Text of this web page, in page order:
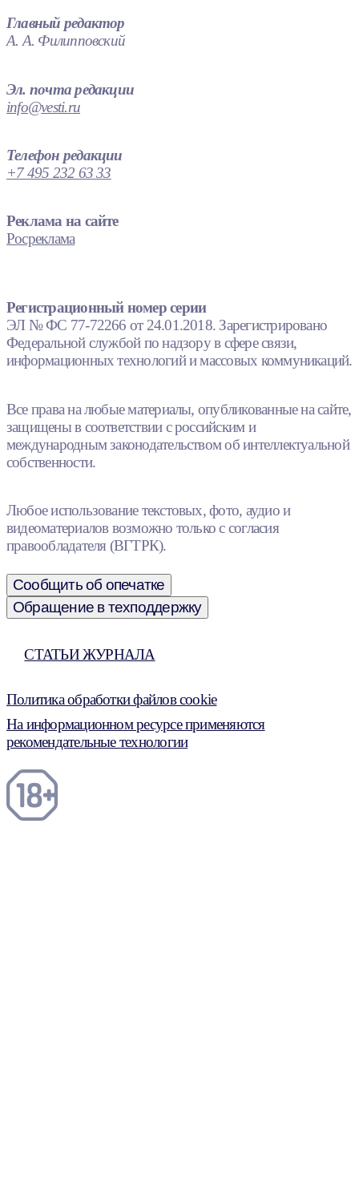
Главный редактор
А. А. Филипповский
Эл. почта редакции
info@vesti.ru
Телефон редакции
+7 495 232 63 33
Реклама на сайте
Росреклама
Регистрационный номер серии
ЭЛ № ФС 77-72266 от 24.01.2018. Зарегистрировано
Федеральной службой по надзору в сфере связи,
информационных технологий и массовых коммуникаций.
Все права на любые материалы, опубликованные на сайте,
защищены в соответствии с российским и
международным законодательством об интеллектуальной
собственности.
Любое использование текстовых, фото, аудио и
видеоматериалов возможно только с согласия
правообладателя (ВГТРК).
Сообщить об опечатке
Обращение в техподдержку
СТАТЬИ ЖУРНАЛА
Политика обработки файлов cookie
На информационном ресурсе применяются
рекомендательные технологии